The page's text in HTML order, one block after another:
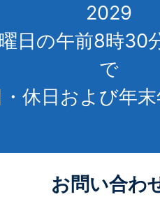
2029
日の午前8時30
で
休日および年
お問い合わ